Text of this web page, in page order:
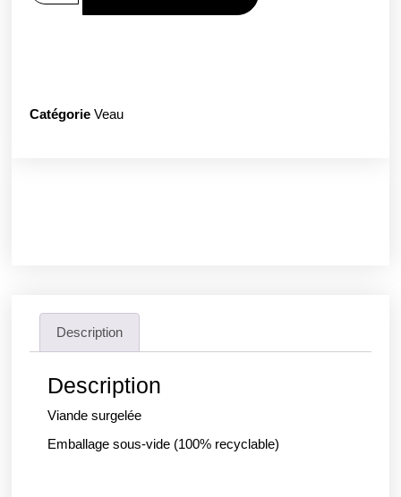
Catégorie Veau
Description
Description
Viande surgelée
Emballage sous-vide (100% recyclable)